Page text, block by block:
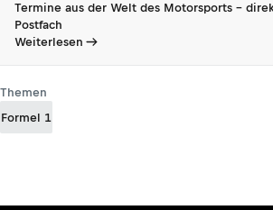
Termine aus der Welt des Motorsports -
Postfach
Weiterlesen
Themen
Formel 1